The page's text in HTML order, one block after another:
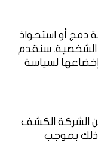
دمج أو استحواذ
الشخصية. سنقدم
لسياسة
الشركة الكشف
ذلك بموجب